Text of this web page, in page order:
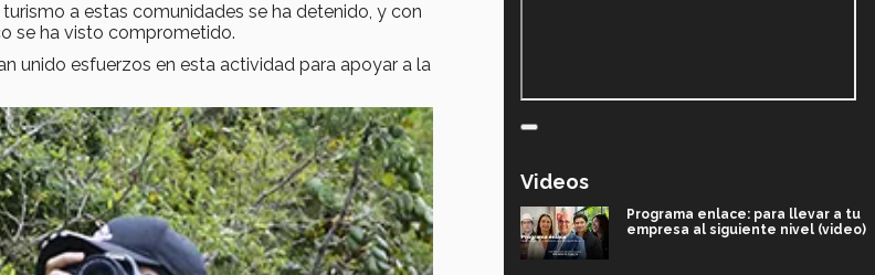
a estas comunidades se ha detenido, y con
se ha visto comprometido.
unido esfuerzos en esta actividad para apoyar a la
Videos
Programa enlace: para llevar a tu
empresa al siguiente nivel (video)